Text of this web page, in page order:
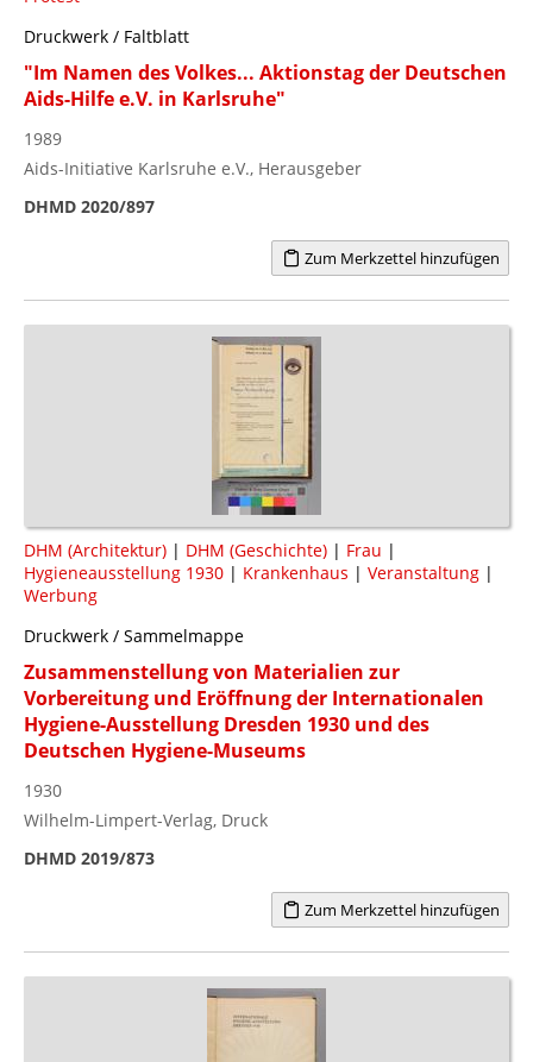
Druckwerk / Faltblatt
"Im Namen des Volkes... Aktionstag der Deutschen
Aids-Hilfe e.V. in Karlsruhe"
1989
Aids-Initiative Karlsruhe e.V., Herausgeber
DHMD 2020/897
Zum Merkzettel hinzufügen
DHM (Architektur) | DHM (Geschichte) | Frau |
Hygieneausstellung 1930 | Krankenhaus | Veranstaltung |
Werbung
Druckwerk / Sammelmappe
Zusammenstellung von Materialien zur
Vorbereitung und Eröffnung der Internationalen
Hygiene-Ausstellung Dresden 1930 und des
Deutschen Hygiene-Museums
1930
Wilhelm-Limpert-Verlag, Druck
DHMD 2019/873
Zum Merkzettel hinzufügen